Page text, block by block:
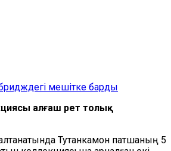
мешітке барды
алғаш рет толық
Тутанкамон патшаның 5